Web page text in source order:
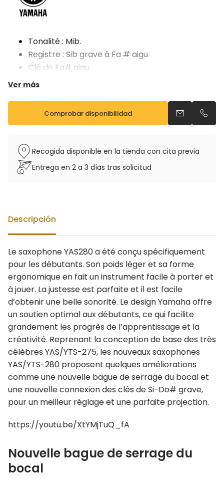
Tonalité : Mib.
Registre : Sib grave à Fa # aigu
Clé de Fa# aigu.
Support pouce multidirectionnel en plastique
Vendu avec étui sac à dos et bec Yamaha 4C
Ver más
Comprobar disponibilidad Enviar un
Recogida disponible en la tienda con cita previa
Entrega en 2 a 3 días tras solicitud
Descripción
Le saxophone YAS280 a été conçu spécifiquement
pour les débutants. Son poids léger et sa forme
ergonomique en fait un instrument facile à porter et
à jouer. La justesse est parfaite et il est facile
d’obtenir une belle sonorité. Le design Yamaha offre
un soutien optimal aux débutants, ce qui facilite
grandement les progrès de l’apprentissage et la
créativité. Reprenant la conception de base des très
célèbres YAS/YTS-275, les nouveaux saxophones
YAS/YTS-280 proposent quelques améliorations
comme une nouvelle bague de serrage du bocal et
une nouvelle connexion des clés de Si-Do# grave,
pour un meilleur réglage et une parfaite projection.
https://youtu.be/XtYMjTuQ_fA
Nouvelle bague de serrage du
bocal